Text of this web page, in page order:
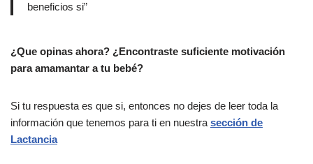
beneficios si”
¿Que opinas ahora? ¿Encontraste suficiente motivación
para amamantar a tu bebé?
Si tu respuesta es que si, entonces no dejes de leer toda la
información que tenemos para ti en nuestra sección de
Lactancia